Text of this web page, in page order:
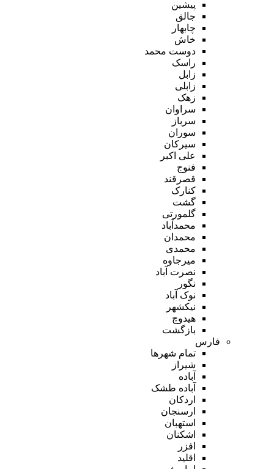
پیشین
جالق
چابهار
خاش
دوست محمد
راسک
زابل
زابلی
زهک
سراوان
سرباز
سوران
سیرکان
علی اکبر
فنوج
قصرقند
کنارک
گشت
گلمورتی
محمدآباد
محمدان
محمدی
میرجاوه
نصرت آباد
نگور
نوک آباد
نیکشهر
هیدوچ
بازگشت
فارس
تمام شهر‌ها
شیراز
آباده
آباده طشک
اردکان
ارسنجان
استهبان
اشکنان
افزر
اقلید